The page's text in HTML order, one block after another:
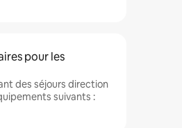
pour les
des séjours direction
suivants :